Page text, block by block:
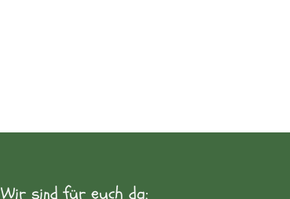
Wir sind für euch da: